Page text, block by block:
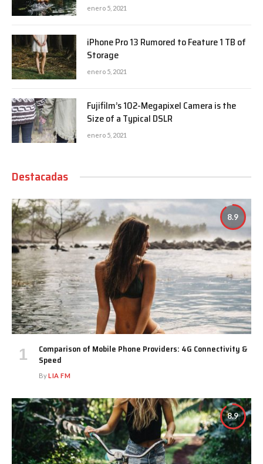
enero 5, 2021
iPhone Pro 13 Rumored to Feature 1 TB of
Storage
enero 5, 2021
Fujifilm’s 102-Megapixel Camera is the
Size of a Typical DSLR
enero 5, 2021
Destacadas
8.9
Comparison of Mobile Phone Providers: 4G Connectivity &
Speed
ByLIA FM
8.9